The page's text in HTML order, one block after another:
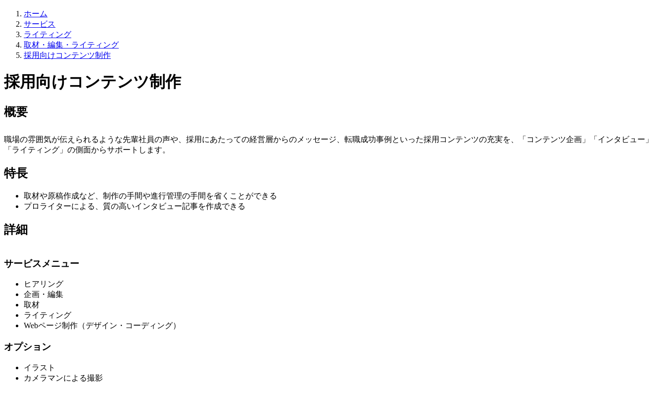
ホーム
サービス
ライティング
取材・編集・ライティング
採用向けコンテンツ制作
採用向けコンテンツ制作
概要
職場の雰囲気が伝えられるような先輩社員の声や、採用にあたっての経営層からのメッセージ、転職成功事例といった採用コンテンツの充実を、「コンテンツ企画」「インタビュー」
「ライティング」の側面からサポートします。
特長
取材や原稿作成など、制作の手間や進行管理の手間を省くことができる
プロライターによる、質の高いインタビュー記事を作成できる
詳細
サービスメニュー
ヒアリング
企画・編集
取材
ライティング
Webページ制作（デザイン・コーディング）
オプション
イラスト
カメラマンによる撮影